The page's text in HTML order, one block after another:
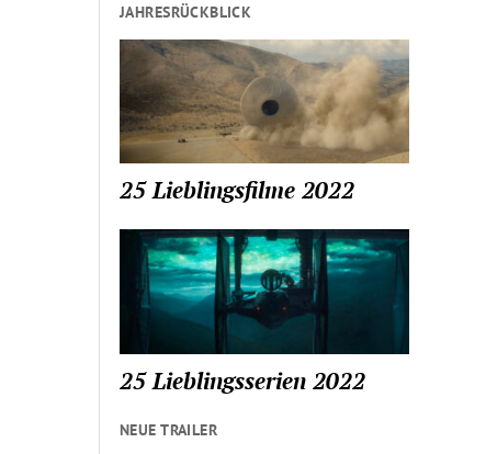
JAHRESRÜCKBLICK
25 Lieblingsfilme 2022
25 Lieblingsserien 2022
NEUE TRAILER